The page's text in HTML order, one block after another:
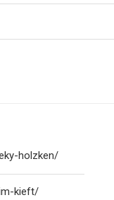
holzken/
kieft/